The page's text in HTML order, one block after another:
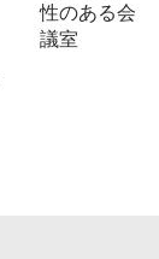
性のある会
議室